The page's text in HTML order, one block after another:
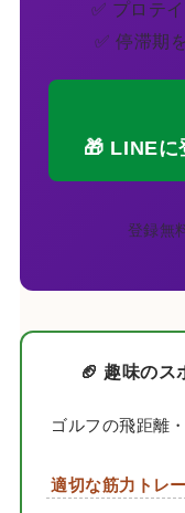
✅ プロテ
✅ 停滞期
🎁 LINEに
登録無
🏈 趣味のス
ゴルフの飛距離
適切な筋力トレ